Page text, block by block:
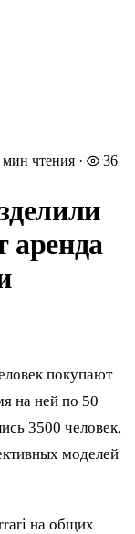
мин чтения · 36
аренда
покупают
на ней по 50
3500 человек,
моделей
на общих